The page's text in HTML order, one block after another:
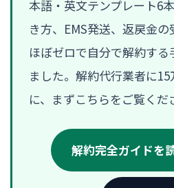
本語・英文テンプレート6
き方、EMS発送、返戻金
ほぼゼロで自分で解約する
ました。解約代行業者に
に、まずこちらをご覧くだ
解約完全ガイドを